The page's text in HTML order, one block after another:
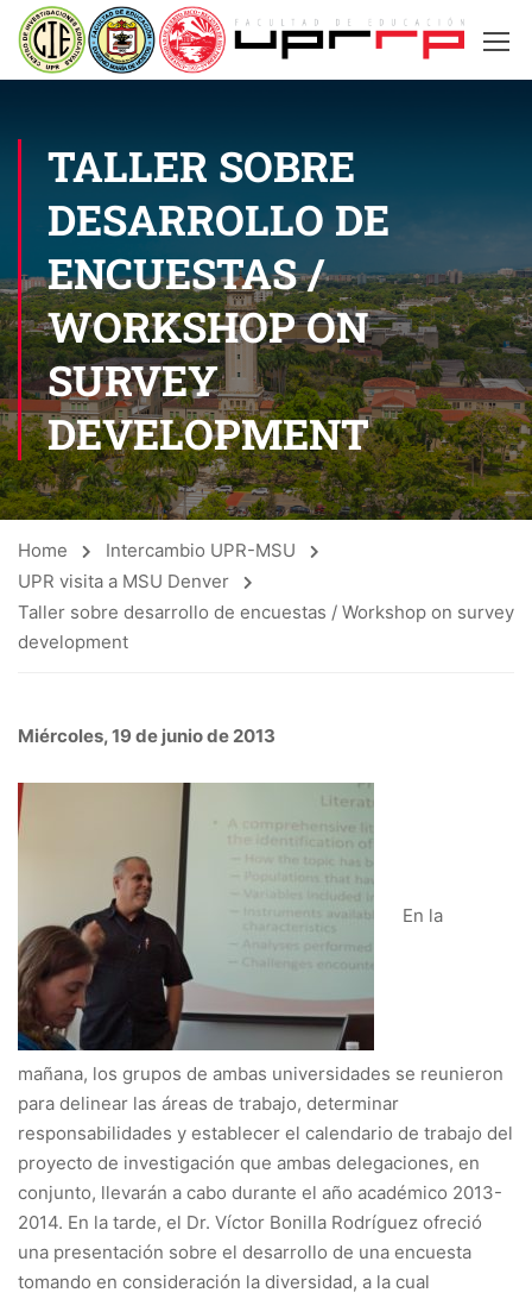
TALLER SOBRE
DESARROLLO DE
ENCUESTAS /
WORKSHOP ON
SURVEY
DEVELOPMENT
Home
Intercambio UPR-MSU
UPR visita a MSU Denver
Taller sobre desarrollo de encuestas / Workshop on survey
development
Miércoles, 19 de junio de 2013
En la
mañana, los grupos de ambas universidades se reunieron
para delinear las áreas de trabajo, determinar
responsabilidades y establecer el calendario de trabajo del
proyecto de investigación que ambas delegaciones, en
conjunto, llevarán a cabo durante el año académico 2013-
2014. En la tarde, el Dr. Víctor Bonilla Rodríguez ofreció
una presentación sobre el desarrollo de una encuesta
tomando en consideración la diversidad, a la cual